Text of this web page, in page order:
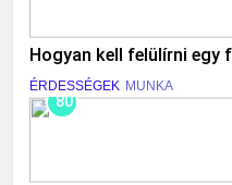
Hogyan kell felülírni egy
ÉRDESSÉGEK MUNKA
80